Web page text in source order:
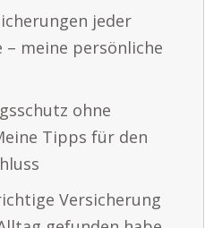
jeder
– meine persönliche
ohne
Tipps für den
Versicherung